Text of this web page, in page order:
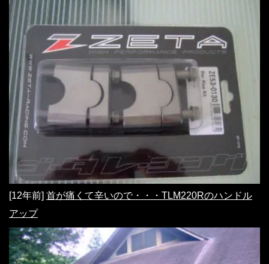
[12年前] 首が痛くて辛いので・・・TLM220Rのハンドル
アップ